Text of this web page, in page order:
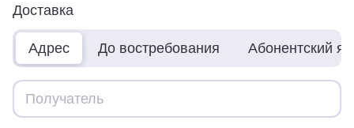
Доставка
Адрес До востребования Абонентский